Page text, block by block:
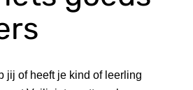
jij of heeft je kind of leerling